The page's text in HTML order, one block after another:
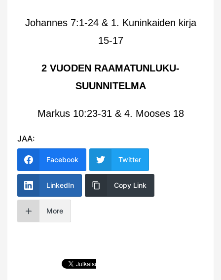
Johannes 7:1-24 & 1. Kuninkaiden kirja
15-17
2 VUODEN RAAMATUNLUKU-
SUUNNITELMA
Markus 10:23-31 & 4. Mooses 18
JAA:
Facebook Twitter
LinkedIn Copy Link
More